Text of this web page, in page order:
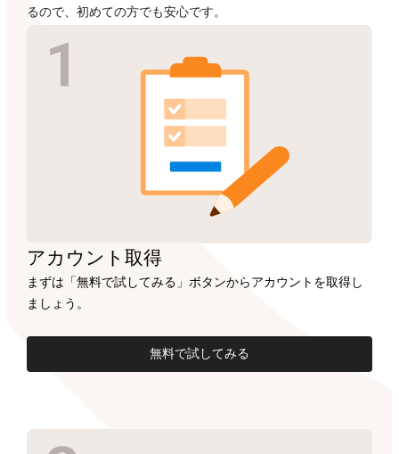
るので、初めての方でも安心です。
アカウント取得
まずは「無料で試してみる」ボタンからアカウントを取得し
ましょう。
無料で試してみる